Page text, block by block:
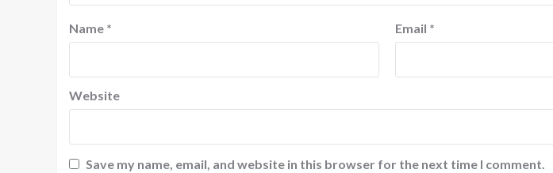
Name * Email *
Website
Save my name, email, and website in this browser for the next time I comment.